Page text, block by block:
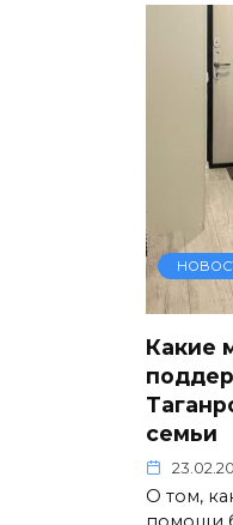
Какие
семьи
О том,